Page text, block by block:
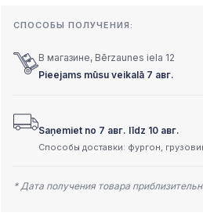
СПОСОБЫ ПОЛУЧЕНИЯ:
В магазине, Bērzaunes iela 12
Pieejams mūsu veikalā 7 авг.
Saņemiet no 7 авг. līdz 10 авг.
Способы доставки: фургон,
* Дата получения товара